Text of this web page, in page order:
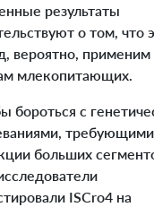
результаты
о том, что
вероятно, применим
млекопитающих.
бороться с
требующими
больших
ISCro4 на